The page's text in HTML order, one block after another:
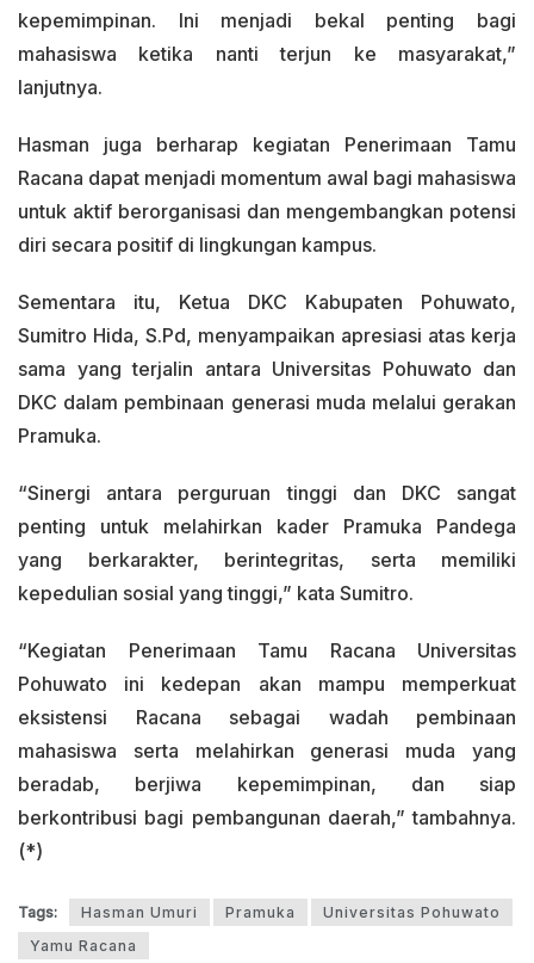
kepemimpinan. Ini menjadi bekal penting bagi
mahasiswa ketika nanti terjun ke masyarakat,”
lanjutnya.
Hasman juga berharap kegiatan Penerimaan Tamu
Racana dapat menjadi momentum awal bagi mahasiswa
untuk aktif berorganisasi dan mengembangkan potensi
diri secara positif di lingkungan kampus.
Sementara itu, Ketua DKC Kabupaten Pohuwato,
Sumitro Hida, S.Pd, menyampaikan apresiasi atas kerja
sama yang terjalin antara Universitas Pohuwato dan
DKC dalam pembinaan generasi muda melalui gerakan
Pramuka.
“Sinergi antara perguruan tinggi dan DKC sangat
penting untuk melahirkan kader Pramuka Pandega
yang berkarakter, berintegritas, serta memiliki
kepedulian sosial yang tinggi,” kata Sumitro.
“Kegiatan Penerimaan Tamu Racana Universitas
Pohuwato ini kedepan akan mampu memperkuat
eksistensi Racana sebagai wadah pembinaan
mahasiswa serta melahirkan generasi muda yang
beradab, berjiwa kepemimpinan, dan siap
berkontribusi bagi pembangunan daerah,” tambahnya.
(*)
Tags: Hasman Umuri Pramuka
Universitas Pohuwato
Yamu Racana